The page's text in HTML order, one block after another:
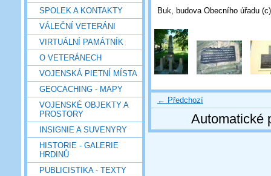
SPOLEK A KONTAKTY
VÁLEČNÍ VETERÁNI
VIRTUÁLNÍ PAMÁTNÍK
O VETERÁNECH
VOJENSKÁ PIETNÍ MÍSTA
GEOCACHING - MAPY
VOJENSKÉ OBJEKTY A
PROSTORY
INSIGNIE A SUVENYRY
HISTORIE - GALERIE
HRDINŮ
PUBLICISTIKA - TEXTY
Buk, budova Obecního úřadu
← Předchozí
Automatické